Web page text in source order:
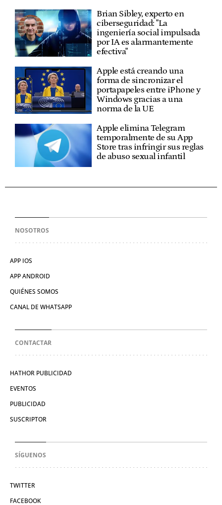
Brian Sibley, experto en
ciberseguridad: "La
ingeniería social impulsada
por IA es alarmantemente
efectiva"
Apple está creando una
forma de sincronizar el
portapapeles entre iPhone y
Windows gracias a una
norma de la UE
Apple elimina Telegram
temporalmente de su App
Store tras infringir sus reglas
de abuso sexual infantil
NOSOTROS
APP IOS
APP ANDROID
QUIÉNES SOMOS
CANAL DE WHATSAPP
CONTACTAR
HATHOR PUBLICIDAD
EVENTOS
PUBLICIDAD
SUSCRIPTOR
SÍGUENOS
TWITTER
FACEBOOK